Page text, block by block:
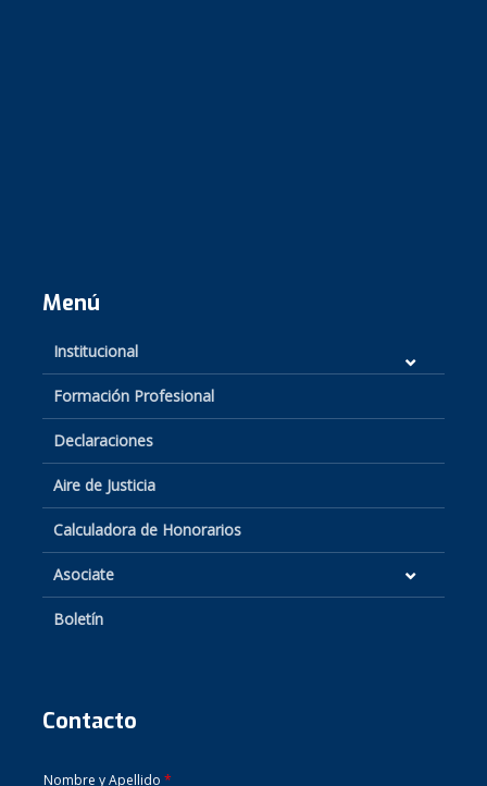
Menú
Institucional
Formación Profesional
Declaraciones
Aire de Justicia
Calculadora de Honorarios
Asociate
Boletín
Contacto
Nombre y Apellido *